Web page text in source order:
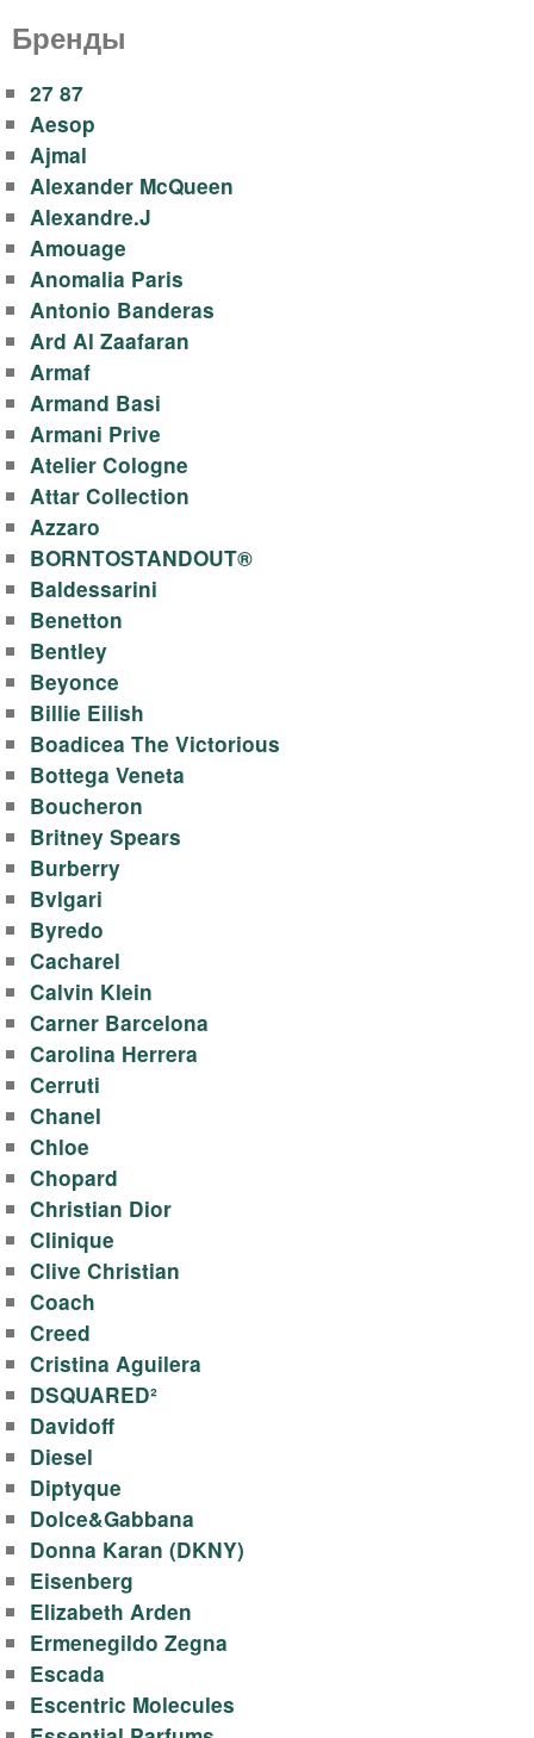
.
b
y
-
п
р
о
д
а
ж
а
т
у
а
л
е
т
н
о
й
в
о
д
ы
,
д
у
х
о
в
Бренды
27 87
Aesop
Ajmal
Alexander McQueen
Alexandre.J
Amouage
Anomalia Paris
Antonio Banderas
Ard Al Zaafaran
Armaf
Armand Basi
Armani Prive
Atelier Cologne
Attar Collection
Azzaro
BORNTOSTANDOUT®
Baldessarini
Benetton
Bentley
Beyonce
Billie Eilish
Boadicea The Victorious
Bottega Veneta
Boucheron
Britney Spears
Burberry
Bvlgari
Byredo
Cacharel
Calvin Klein
Carner Barcelona
Carolina Herrera
Cerruti
Chanel
Chloe
Chopard
Christian Dior
Clinique
Clive Christian
Coach
Creed
Cristina Aguilera
DSQUARED²
Davidoff
Diesel
Diptyque
Dolce&Gabbana
Donna Karan (DKNY)
Eisenberg
Elizabeth Arden
Ermenegildo Zegna
Escada
Escentric Molecules